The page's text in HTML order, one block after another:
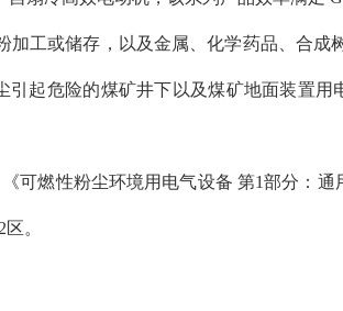
工或储存，以及金属、化学药品、合
起危险的煤矿井下以及煤矿地面装置
可燃性粉尘环境用电气设备 第1部分：
。